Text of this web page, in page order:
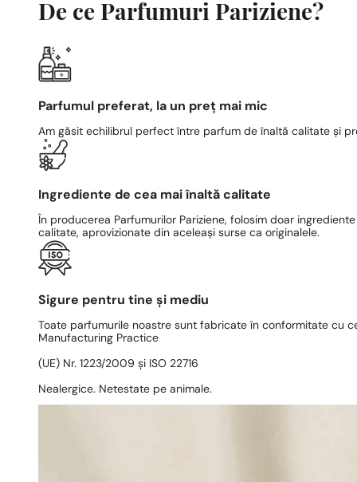
De ce Parfumuri Pariziene?
Parfumul preferat, la un preț mai mic
Am găsit echilibrul perfect între parfum de înaltă calitate și
Ingrediente de cea mai înaltă calitate
În producerea Parfumurilor Pariziene, folosim doar
calitate, aprovizionate din aceleași surse ca originalele.
Sigure pentru tine și mediu
Toate parfumurile noastre sunt fabricate în conformitate cu
Manufacturing Practice
(UE) Nr. 1223/2009 și ISO 22716
Nealergice. Netestate pe animale.